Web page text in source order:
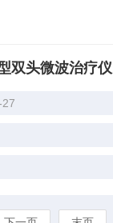
双头微波治疗仪